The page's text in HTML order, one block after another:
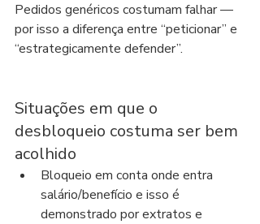
Pedidos genéricos costumam falhar —
por isso a diferença entre “peticionar” e
“estrategicamente defender”.
Situações em que o
desbloqueio costuma ser bem
acolhido
Bloqueio em conta onde entra
salário/benefício e isso é
demonstrado por extratos e